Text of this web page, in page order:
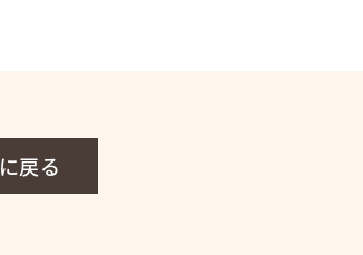
戻る